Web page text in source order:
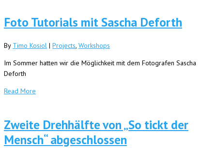
Foto Tutorials mit Sascha Deforth
By Timo Kosiol | Projects Workshops
Im Sommer hatten wir die Möglichkeit mit dem Fotografen Sascha
Deforth
Read More
Zweite Drehhälfte von „So tickt der
Mensch“ abgeschlossen